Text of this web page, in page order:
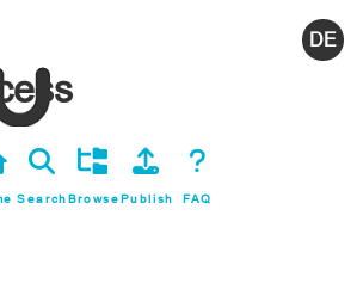
SearchBrowsePublish FAQ